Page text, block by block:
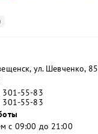
ул. Шевченко, 85
301-55-83
301-55-83
с 09:00 до 21:00